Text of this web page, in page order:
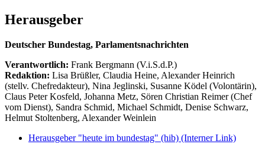
Herausgeber
Deutscher Bundestag, Parlamentsnachrichten
Verantwortlich: Frank Bergmann (V.i.S.d.P.)
Redaktion: Lisa Brüßler, Claudia Heine, Alexander Heinrich
(stellv. Chefredakteur), Nina Jeglinski, Susanne Ködel (Volontärin),
Claus Peter Kosfeld, Johanna Metz, Sören Christian Reimer (Chef
vom Dienst), Sandra Schmid, Michael Schmidt, Denise Schwarz,
Helmut Stoltenberg, Alexander Weinlein
Herausgeber "heute im bundestag" (hib) (Interner Link)